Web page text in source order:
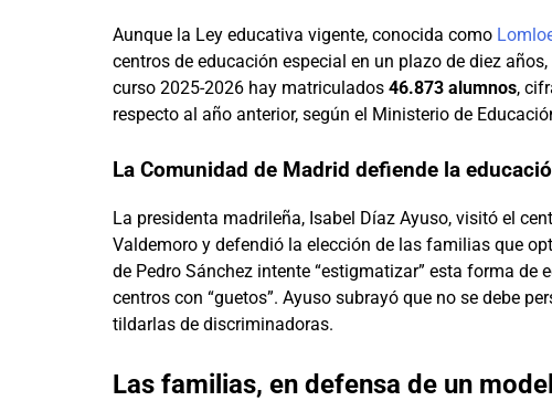
Aunque la Ley educativa vigente, conocida como
centros de educación especial en un plazo de diez
curso 2025-2026 hay matriculados 46.873 alumnos,
respecto al año anterior, según el Ministerio de
La Comunidad de Madrid defiende la
La presidenta madrileña, Isabel Díaz Ayuso, visitó el
Valdemoro y defendió la elección de las familias que
de Pedro Sánchez intente “estigmatizar” esta forma
centros con “guetos”. Ayuso subrayó que no se debe
tildarlas de discriminadoras.
Las familias, en defensa de un